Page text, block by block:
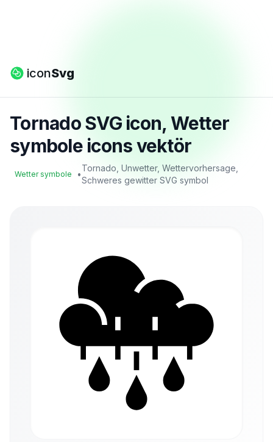
iconSvg
Tornado SVG icon, Wetter
symbole icons vektör
Wetter symbole •
Tornado, Unwetter, Wettervorhersage,
Schweres gewitter SVG symbol